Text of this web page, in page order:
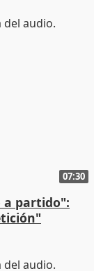
07:30
a partido":